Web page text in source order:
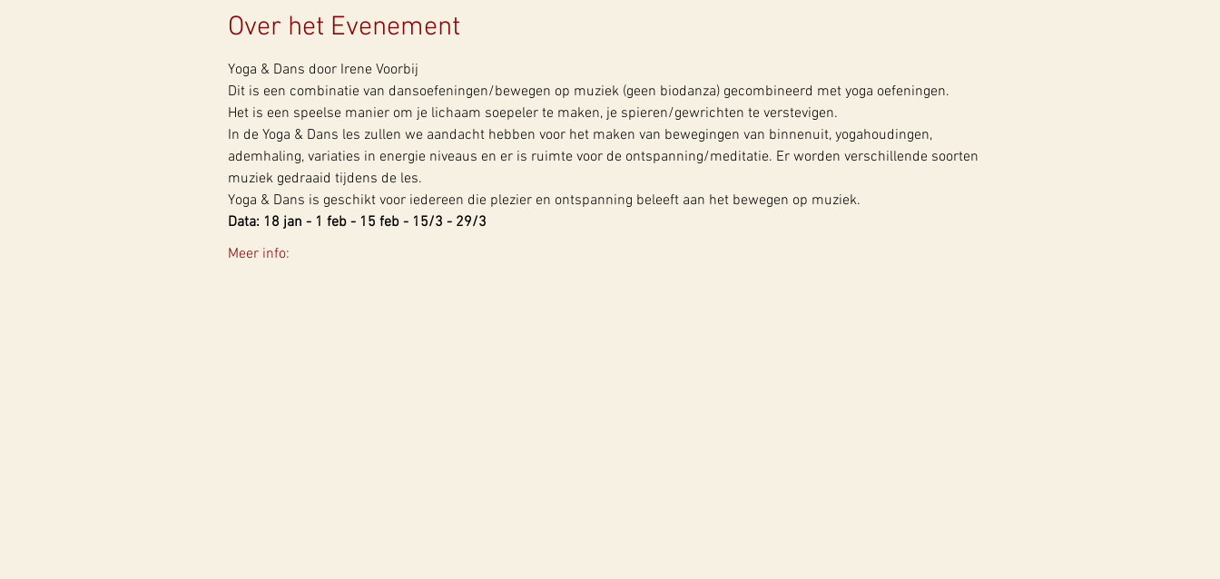
Over het Evenement
Yoga & Dans door Irene Voorbij
Dit is een combinatie van dansoefeningen/bewegen op muziek (geen biodanza) gecombineerd met yoga oefeningen.
Het is een speelse manier om je lichaam soepeler te maken, je spieren/gewrichten te verstevigen.
In de Yoga & Dans les zullen we aandacht hebben voor het maken van bewegingen van binnenuit, yogahoudingen,
ademhaling, variaties in energie niveaus en er is ruimte voor de ontspanning/meditatie. Er worden verschillende soorten
muziek gedraaid tijdens de les.
Yoga & Dans is geschikt voor iedereen die plezier en ontspanning beleeft aan het bewegen op muziek.
Data: 18 jan - 1 feb - 15 feb - 15/3 - 29/3
Meer info: